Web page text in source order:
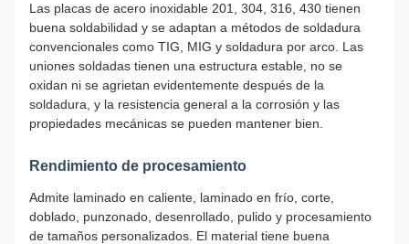
Las placas de acero inoxidable 201, 304, 316, 430 tienen
buena soldabilidad y se adaptan a métodos de soldadura
convencionales como TIG, MIG y soldadura por arco. Las
uniones soldadas tienen una estructura estable, no se
oxidan ni se agrietan evidentemente después de la
soldadura, y la resistencia general a la corrosión y las
propiedades mecánicas se pueden mantener bien.
Rendimiento de procesamiento
Admite laminado en caliente, laminado en frío, corte,
doblado, punzonado, desenrollado, pulido y procesamiento
de tamaños personalizados. El material tiene buena